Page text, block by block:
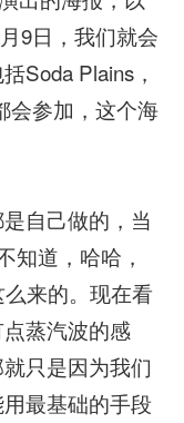
9日，我们就会
Soda Plains，
会参加，这个海
自己做的，当
知道，哈哈，
么来的。现在看
蒸汽波的感
只是因为我们
最基础的手段